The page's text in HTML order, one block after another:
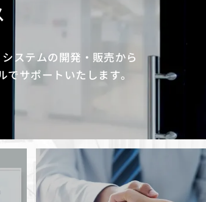
ステムの開発・販売から
サポートいたします。